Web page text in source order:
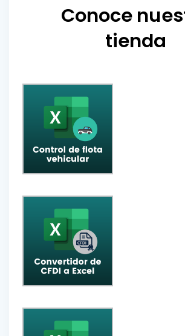
Conoce
tienda